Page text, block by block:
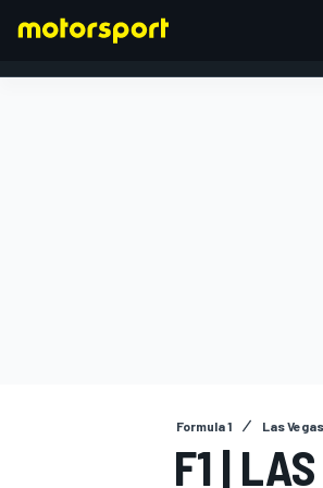
Formula 1 Las Vegas
F1 |